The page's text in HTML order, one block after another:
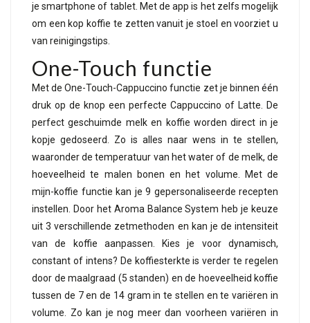
je smartphone of tablet. Met de app is het zelfs mogelijk
om een kop koffie te zetten vanuit je stoel en voorziet u
van reinigingstips.
One-Touch functie
Met de One-Touch-Cappuccino functie zet je binnen één
druk op de knop een perfecte Cappuccino of Latte. De
perfect geschuimde melk en koffie worden direct in je
kopje gedoseerd. Zo is alles naar wens in te stellen,
waaronder de temperatuur van het water of de melk, de
hoeveelheid te malen bonen en het volume. Met de
mijn-koffie functie kan je 9 gepersonaliseerde recepten
instellen. Door het Aroma Balance System heb je keuze
uit 3 verschillende zetmethoden en kan je de intensiteit
van de koffie aanpassen. Kies je voor dynamisch,
constant of intens? De koffiesterkte is verder te regelen
door de maalgraad (5 standen) en de hoeveelheid koffie
tussen de 7 en de 14 gram in te stellen en te variëren in
volume. Zo kan je nog meer dan voorheen variëren in